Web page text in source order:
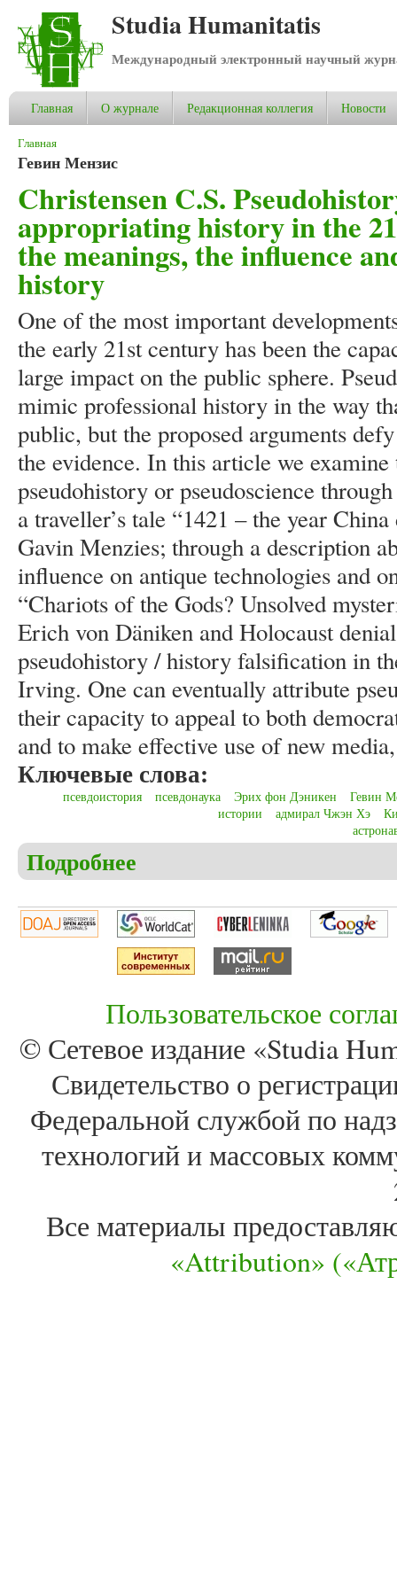
Studia Humanitatis
Международный электронный научный
Главная О журнале Редакционная коллегия Новости
Вы здесь
Главная
Гевин Мензис
Christensen C.S.
appropriating history in the
the meanings, the influence
history
One of the most important
the early 21st century has been the
large impact on the public sphere.
mimic professional history in the way
public, but the proposed arguments
the evidence. In this article we
pseudohistory or pseudoscience
a traveller’s tale “1421 – the year
Gavin Menzies; through a description
influence on antique technologies and
“Chariots of the Gods? Unsolved
Erich von Däniken and Holocaust
pseudohistory / history falsification in
Irving. One can eventually attribute
their capacity to appeal to both
and to make effective use of new
Ключевые слова:
псевдоистория псевдонаука Эрих фон Дэникен
Гевин
истории
адмирал Чжэн Хэ
Подробнее
Пользовательское
© Сетевое издание «Studia
Свидетельство о
Федеральной службой по
технологий и массовых
Все материалы
«Attribution»